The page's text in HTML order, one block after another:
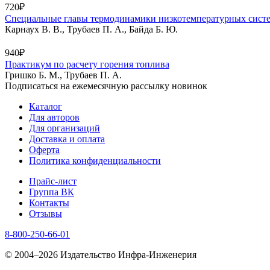
720₽
Специальные главы термодинамики низкотемпературных
Карнаух В. В., Трубаев П. А., Байда Б. Ю.
940₽
Практикум по расчету горения топлива
Гришко Б. М., Трубаев П. А.
Подписаться на ежемесячную рассылку новинок
Каталог
Для авторов
Для организаций
Доставка и оплата
Оферта
Политика конфиденциальности
Прайс-лист
Группа ВК
Контакты
Отзывы
8-800-250-66-01
© 2004–2026 Издательство Инфра-Инженерия